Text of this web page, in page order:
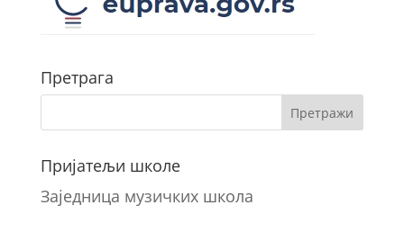
Претрага
Пријатељи школе
Заједница музичких школа